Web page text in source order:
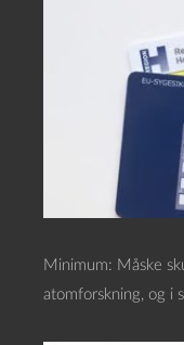
Minimum: Måske
atomforskning, og i